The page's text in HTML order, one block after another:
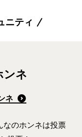
ニティ
ンネ
ネ
なのホンネは投票